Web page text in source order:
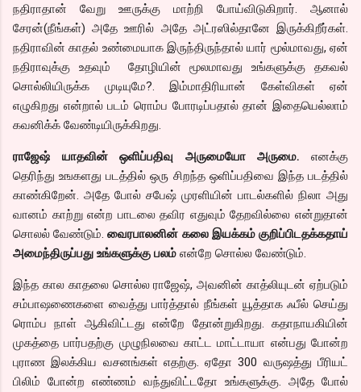
நதிராதான் வேறு ஊருக்கு மாற்றி போய்விடுகிறார். ஆனால்
சேரன்(நீங்கள்) அதே ஊரில் அதே அட்ரஸில்தானே இருக்கிறீர்கள்.
நதிராவின் காதல் உண்மையாக இருந்திருந்தால் யார் மூல்மாவது, ஏன்
நதிராவுக்கு உதவும் தோழியின் மூலமாவது உங்களுக்கு தகவல்
சொல்லியிருக்க முடியுமே?. இம்மாதிரியான் கேள்விகள் ஏன்
எழுகிறது என்றால் படம் ரொம்ப போரடிப்பதால் தான் இதையெல்லாம்
கவனிக்க் வேண்டியிருக்கிறது.
ராஜேஷ் யாதவின் ஒளிப்பதிவு அருமையோ அருமை. எனக்கு
தெரிந்து உஙகளது படத்தில் ஒரு சிறந்த ஒளிப்பதிவை இந்த படத்தில்
காண்கிறேன். அதே போல் சபேஷ் முரளியின் பாடல்களில் நிலா அது
வானம் காற்று என்ற பாடலை தவிர எதுவும் தேறவில்லை என்றுதான்
சொலல் வேண்டும்.வைரபாலனின் கலை இயக்கம் குறிப்பிடதக்கதாய்
அமைந்திருப்பது உங்களுக்கு பலம் என்றே சொல்ல வேண்டும்.
இந்த கால காதலை சொல்ல ராஜேஷ், அவனின் காத்லியுடன் ஏற்படும்
சம்பாஷணைகளை வைத்து பார்த்தால் நீங்கள் யூத்தாக ஃபீல் செய்து
ரொம்ப நாள் ஆகிவிட்டது என்றே தோன்றுகிறது. கதாநாயகியின்
முகத்தை பார்பதற்கு முழுநிலவை காட்ட மாட்டாயா என்பது போன்ற
புராண இலக்கிய வசனங்கள் எதற்கு. ஏதோ 300 வருஷத்து பீரியட்
பிலிம் போன்ற எண்ணம் வந்துவிட்டதோ உங்களுக்கு. அதே போல்